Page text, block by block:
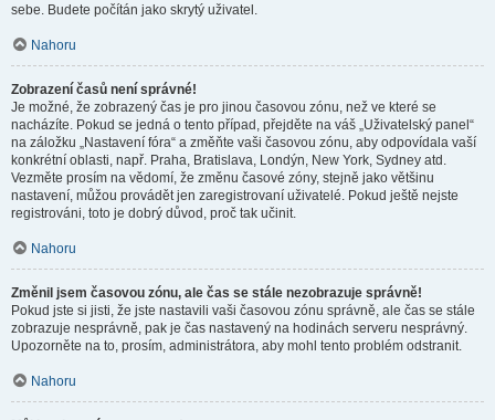
sebe. Budete počítán jako skrytý uživatel.
Nahoru
Zobrazení časů není správné!
Je možné, že zobrazený čas je pro jinou časovou zónu, než ve které se
nacházíte. Pokud se jedná o tento případ, přejděte na váš „Uživatelský panel“
na záložku „Nastavení fóra“ a změňte vaši časovou zónu, aby odpovídala vaší
konkrétní oblasti, např. Praha, Bratislava, Londýn, New York, Sydney atd.
Vezměte prosím na vědomí, že změnu časové zóny, stejně jako většinu
nastavení, můžou provádět jen zaregistrovaní uživatelé. Pokud ještě nejste
registrováni, toto je dobrý důvod, proč tak učinit.
Nahoru
Změnil jsem časovou zónu, ale čas se stále nezobrazuje správně!
Pokud jste si jisti, že jste nastavili vaši časovou zónu správně, ale čas se stále
zobrazuje nesprávně, pak je čas nastavený na hodinách serveru nesprávný.
Upozorněte na to, prosím, administrátora, aby mohl tento problém odstranit.
Nahoru